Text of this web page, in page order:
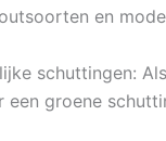
en
schuttingen:
een groene